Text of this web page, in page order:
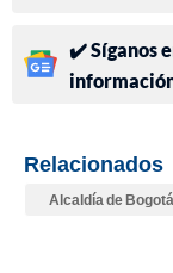
✔️ Síganos
Relacionados
Alcaldía de Bogotá